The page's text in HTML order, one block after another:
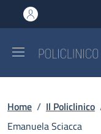
al contenuto
to footer content
Briciole di
Home / Il Policlinico
Emanuela Sciacca